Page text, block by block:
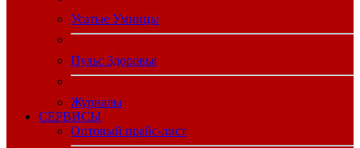
Усатые Умницы
Пульс Здоровья
Журналы
CЕРВИСЫ
Оптовый прайс-лист